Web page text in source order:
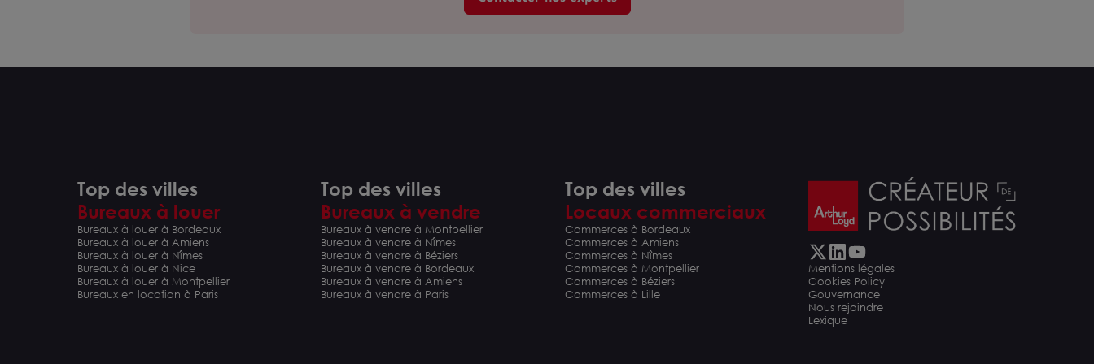
Top des villes
Bureaux à louer
Bureaux à louer à Bordeaux
Bureaux à louer à Amiens
Bureaux à louer à Nîmes
Bureaux à louer à Nice
Bureaux à louer à Montpellier
Bureaux en location à Paris
Top des villes
Bureaux à vendre
Bureaux à vendre à Montpellier
Bureaux à vendre à Nîmes
Bureaux à vendre à Béziers
Bureaux à vendre à Bordeaux
Bureaux à vendre à Amiens
Bureaux à vendre à Paris
Top des villes
Locaux commerciaux
Commerces à Bordeaux
Commerces à Amiens
Commerces à Nîmes
Commerces à Montpellier
Commerces à Béziers
Commerces à Lille
Mentions légales
Cookies Policy
Gouvernance
Nous rejoindre
Lexique